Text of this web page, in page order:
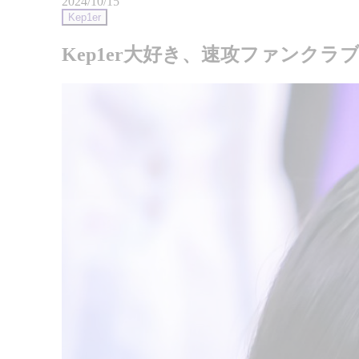
Kep1er
Kep1er大好き、速攻ファンクラ